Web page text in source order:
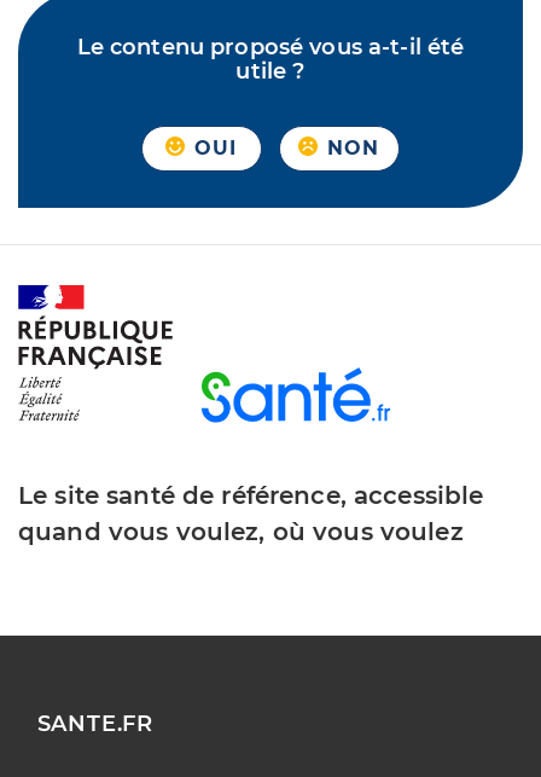
Le contenu proposé vous a-t-il été
utile ?
OUI NON
Le site santé de référence, accessible
quand vous voulez, où vous voulez
SANTE.FR